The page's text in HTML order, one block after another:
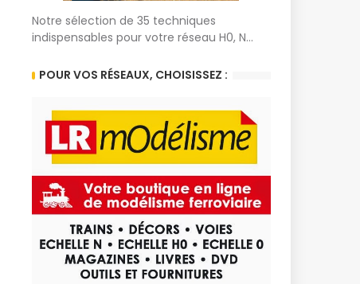
Notre sélection de 35 techniques
indispensables pour votre réseau H0, N...
POUR VOS RÉSEAUX, CHOISISSEZ :